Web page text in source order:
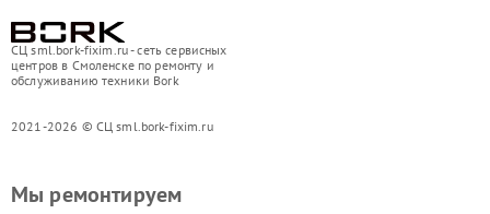
СЦ sml.bork-fixim.ru - сеть сервисных
центров в Смоленске по ремонту и
обслуживанию техники Bork
2021-2026 © СЦ sml.bork-fixim.ru
Мы ремонтируем